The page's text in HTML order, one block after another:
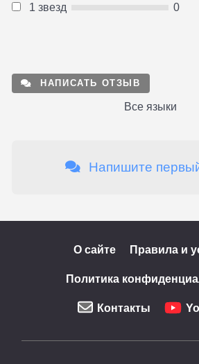
1 звезд 0
НАПИСАТЬ ОТЗЫВ
Все языки
Напишите
О сайте Правила и
Политика
Контакты